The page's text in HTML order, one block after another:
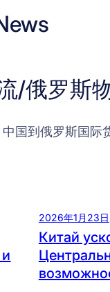
/俄罗斯
国到俄罗斯国际
2026年1月23日
Китай